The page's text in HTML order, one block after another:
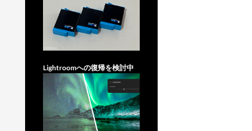
Lightroomへの復帰を検討中